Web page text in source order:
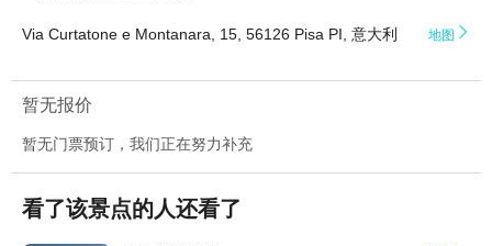
Via Curtatone e Montanara, 15, 56126 Pisa PI, 意大利 地图 
暂无报价
暂无门票预订，我们正在努力补充
看了该景点的人还看了